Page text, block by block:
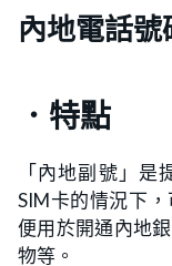
內地電話
．特點
「內地副號」
SIM卡的情況下
便用於開通內地
物等。